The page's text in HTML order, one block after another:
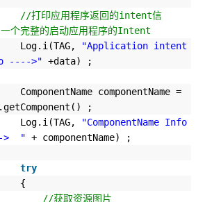
//打印应用程序返回的intent信
个完整的启动应用程序的Intent
"Application intent
---->" +data) ;
componentName =
;
"ComponentName Info
> " + componentName) ;
try
//获取资源图片